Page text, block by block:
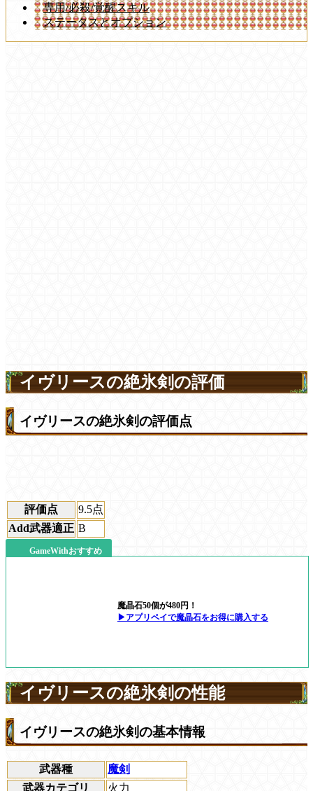
専用/必殺/覚醒スキル
ステータスとオプション
イヴリースの絶氷剣の評価
イヴリースの絶氷剣の評価点
評価点 9.5点
Add武器適正 B
GameWithおすすめ
魔晶石50個が480円！
▶アプリペイで魔晶石をお得に購入する
イヴリースの絶氷剣の性能
イヴリースの絶氷剣の基本情報
武器種
魔剣
武器カテゴリ
火力